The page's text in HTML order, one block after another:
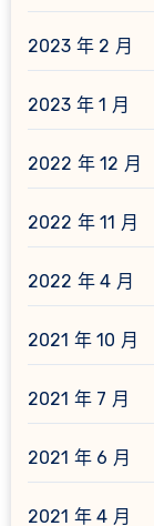
2023 年 2 月
2023 年 1 月
2022 年 12 月
2022 年 11 月
2022 年 4 月
2021 年 10 月
2021 年 7 月
2021 年 6 月
2021 年 4 月